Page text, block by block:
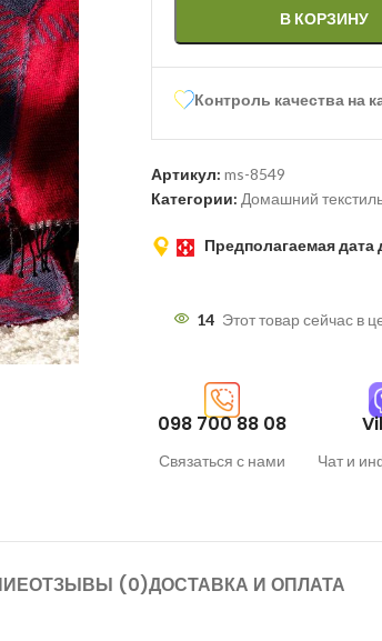
В КОРЗИНУ
Контроль качества на
Артикул: ms-8549
Категории: Домашний
Предполагаемая дата
14 Этот товар сейчас в
098 700 88 08
Связаться с нами Чат и
ОТЗЫВЫ (0)ДОСТАВКА И ОПЛАТА